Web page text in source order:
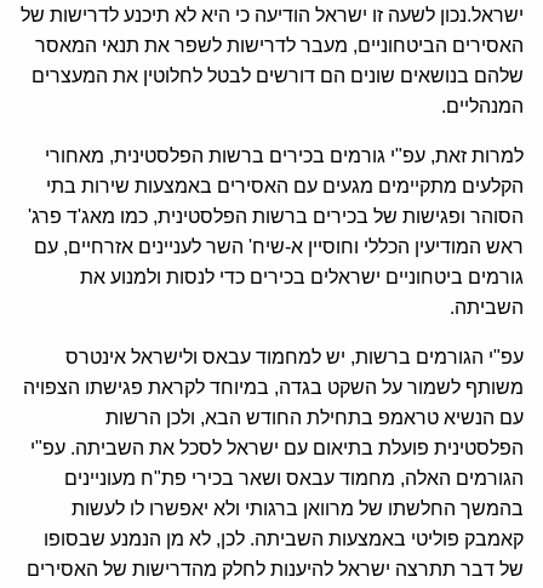
ישראל.נכון לשעה זו ישראל הודיעה כי היא לא תיכנע לדרישות של
האסירים הביטחוניים, מעבר לדרישות לשפר את תנאי המאסר
שלהם בנושאים שונים הם דורשים לבטל לחלוטין את המעצרים
המנהליים.
למרות זאת, עפ"י גורמים בכירים ברשות הפלסטינית, מאחורי
הקלעים מתקיימים מגעים עם האסירים באמצעות שירות בתי
הסוהר ופגישות של בכירים ברשות הפלסטינית, כמו מאג'ד פרג'
ראש המודיעין הכללי וחוסיין א-שיח' השר לעניינים אזרחיים, עם
גורמים ביטחוניים ישראלים בכירים כדי לנסות ולמנוע את
השביתה.
עפ"י הגורמים ברשות, יש למחמוד עבאס ולישראל אינטרס
משותף לשמור על השקט בגדה, במיוחד לקראת פגישתו הצפויה
עם הנשיא טראמפ בתחילת החודש הבא, ולכן הרשות
הפלסטינית פועלת בתיאום עם ישראל לסכל את השביתה. עפ"י
הגורמים האלה, מחמוד עבאס ושאר בכירי פת"ח מעוניינים
בהמשך החלשתו של מרוואן ברגותי ולא יאפשרו לו לעשות
קאמבק פוליטי באמצעות השביתה. לכן, לא מן הנמנע שבסופו
של דבר תתרצה ישראל להיענות לחלק מהדרישות של האסירים